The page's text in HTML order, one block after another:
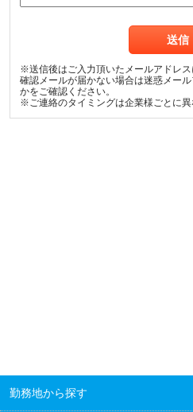
※送信後はご入力頂いたメールアドレス
確認メールが届かない場合は迷惑メー
かをご確認ください。
※ご連絡のタイミングは企業様ごとに異
勤務地から探す